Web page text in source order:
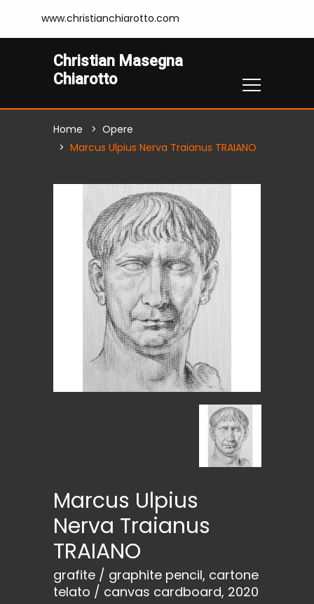
www.christianchiarotto.com
Christian Masegna
Chiarotto
Home
Opere
Marcus Ulpius Nerva Traianus TRAIANO
Marcus Ulpius
Nerva Traianus
TRAIANO
grafite / graphite pencil, cartone
telato / canvas cardboard, 2020